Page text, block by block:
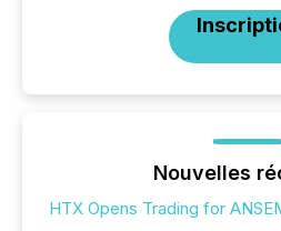
Nouvelles
HTX Opens Trading for